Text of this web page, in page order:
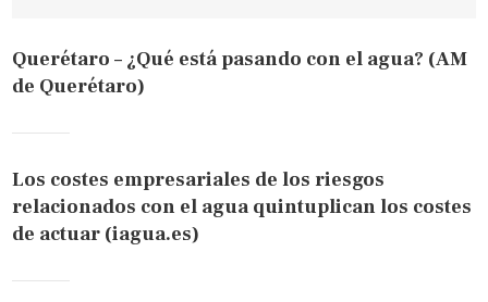
Querétaro – ¿Qué está pasando con el agua? (AM
de Querétaro)
Los costes empresariales de los riesgos
relacionados con el agua quintuplican los costes
de actuar (iagua.es)